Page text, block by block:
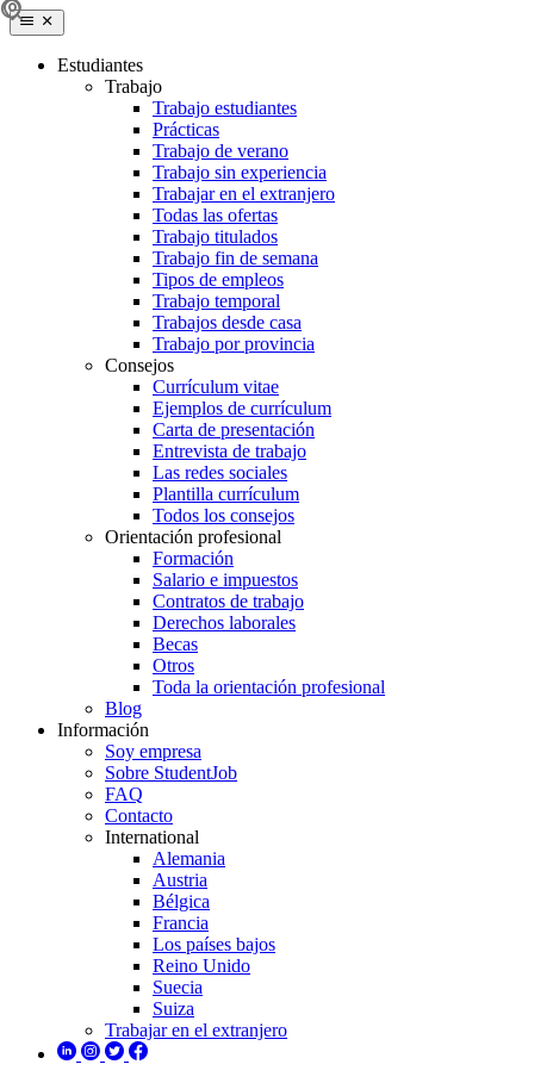
Estudiantes
Trabajo
Trabajo estudiantes
Prácticas
Trabajo de verano
Trabajo sin experiencia
Trabajar en el extranjero
Todas las ofertas
Trabajo titulados
Trabajo fin de semana
Tipos de empleos
Trabajo temporal
Trabajos desde casa
Trabajo por provincia
Consejos
Currículum vitae
Ejemplos de currículum
Carta de presentación
Entrevista de trabajo
Las redes sociales
Plantilla currículum
Todos los consejos
Orientación profesional
Formación
Salario e impuestos
Contratos de trabajo
Derechos laborales
Becas
Otros
Toda la orientación profesional
Blog
Información
Soy empresa
Sobre StudentJob
FAQ
Contacto
International
Alemania
Austria
Bélgica
Francia
Los países bajos
Reino Unido
Suecia
Suiza
Trabajar en el extranjero